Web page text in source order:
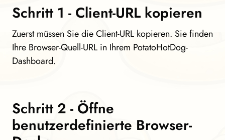
Schritt 1 - Client-URL kopieren
Zuerst müssen Sie die Client-URL kopieren. Sie finden
Ihre Browser-Quell-URL in Ihrem PotatoHotDog-
Dashboard.
Schritt 2 - Öffne
benutzerdefinierte Browser-